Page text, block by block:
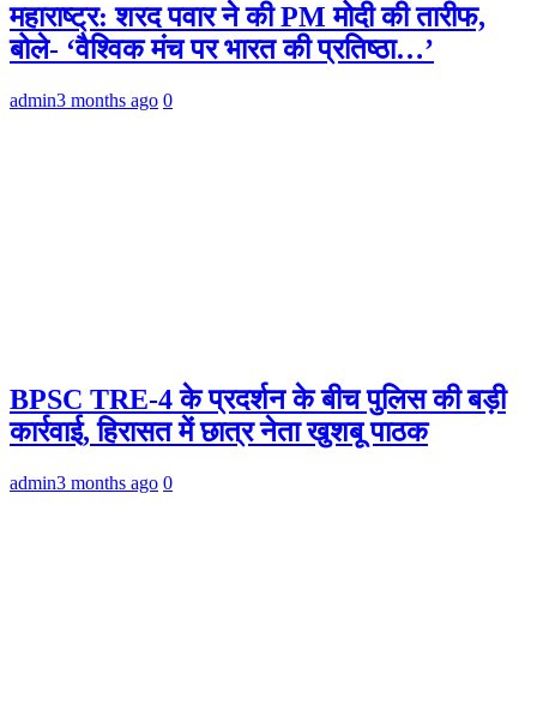
महाराष्ट्र: शरद पवार ने की PM मोदी की तारीफ,
बोले- ‘वैश्विक मंच पर भारत की प्रतिष्ठा…’
admin3 months ago 0
BPSC TRE-4 के प्रदर्शन के बीच पुलिस की बड़ी
कार्रवाई, हिरासत में छात्र नेता खुशबू पाठक
admin3 months ago 0